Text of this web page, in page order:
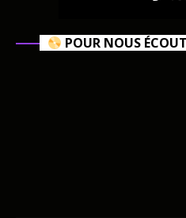
POUR NOUS